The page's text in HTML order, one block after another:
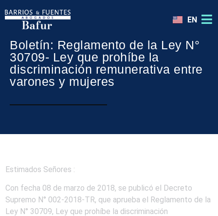
EN
Boletín: Reglamento de la Ley N°
30709- Ley que prohíbe la
discriminación remunerativa entre
varones y mujeres
Estimados Señores :
Con fecha 08 de marzo de 2018, se publicó el Decreto
Supremo N° 002-2018-TR, que aprueba el Reglamento de la
Ley N° 30709, Ley que prohíbe la discriminación